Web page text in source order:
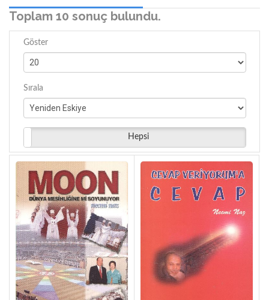
Toplam 10 sonuç bulundu.
Göster
Sırala
Hepsi